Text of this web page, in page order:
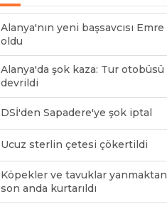
Alanya'nın yeni başsavcısı Emre
oldu
Alanya'da şok kaza: Tur otobüsü
devrildi
DSİ'den Sapadere'ye şok iptal
Ucuz sterlin çetesi çökertildi
Köpekler ve tavuklar yanmaktan
son anda kurtarıldı